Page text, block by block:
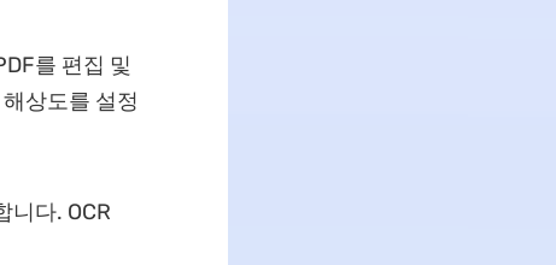
를 편집 및
상도를 설정
니다. OCR